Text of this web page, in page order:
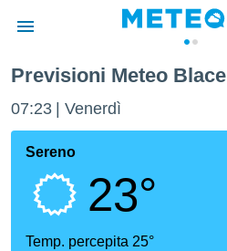
di
per
le
Previsioni Meteo Blace
07:23 Venerdì
Sereno
23°
Temp. percepita 25°